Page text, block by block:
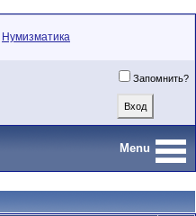
Нумизматика
Запомнить?
Menu